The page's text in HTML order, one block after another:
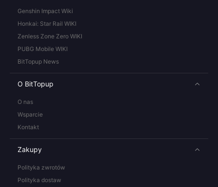
Genshin Impact Wiki
Honkai: Star Rail WIKI
Zenless Zone Zero WIKI
PUBG Mobile WIKI
BitTopup News
O BitTopup
O nas
Wsparcie
Kontakt
Zakupy
Polityka zwrotów
Polityka dostaw